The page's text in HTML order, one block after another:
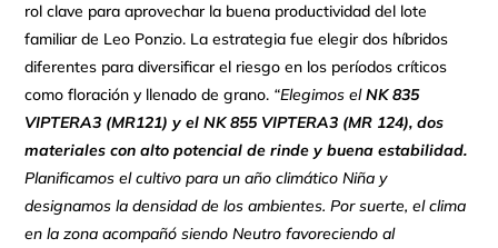
rol clave para aprovechar la buena productividad del lote
familiar de Leo Ponzio. La estrategia fue elegir dos híbridos
diferentes para diversificar el riesgo en los períodos críticos
como floración y llenado de grano. “Elegimos elNK 835
VIPTERA3 (MR121) y el NK 855 VIPTERA3 (MR 124), dos
materiales con alto potencial de rinde y buena estabilidad.
Planificamos el cultivo para un año climático Niña y
designamos la densidad de los ambientes. Por suerte, el clima
en la zona acompañó siendo Neutro favoreciendo al